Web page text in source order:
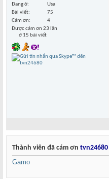
Đang ở
Usa
Bài viết
75
Cám ơn
4
Được cám ơn 23 lần
ở 15 bài viết
Thành viên đã cám ơn tvn24680
Gamo